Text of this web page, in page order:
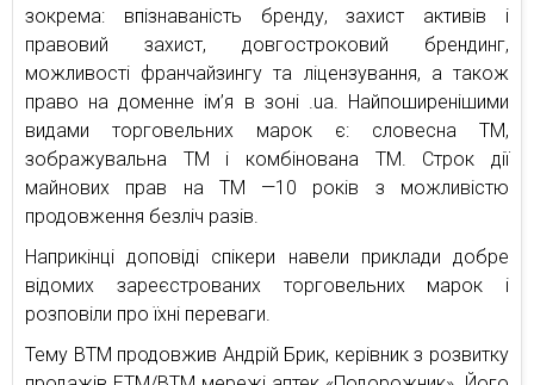
зокрема: впізнаваність бренду, захист активів і
правовий захист, довгостроковий брендинг,
можливості франчайзингу та ліцензування, а також
право на доменне ім’я в зоні .ua. Найпоширенішими
видами торговельних марок є: словесна ТМ,
зображувальна ТМ і комбінована ТМ. Строк дії
майнових прав на ТМ —10 років з можливістю
продовження безліч разів.
Наприкінці доповіді спікери навели приклади добре
відомих зареєстрованих торговельних марок і
розповіли про їхні переваги.
Тему ВТМ продовжив Андрій Брик, керівник з розвитку